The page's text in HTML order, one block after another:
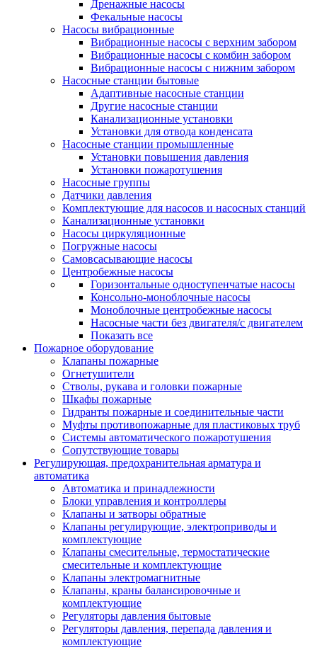
Дренажные насосы
Фекальные насосы
Насосы вибрационные
Вибрационные насосы с верхним забором
Вибрационные насосы с комбин забором
Вибрационные насосы с нижним забором
Насосные станции бытовые
Адаптивные насосные станции
Другие насосные станции
Канализационные установки
Установки для отвода конденсата
Насосные станции промышленные
Установки повышения давления
Установки пожаротушения
Насосные группы
Датчики давления
Комплектующие для насосов и насосных станций
Канализационные установки
Насосы циркуляционные
Погружные насосы
Самовсасывающие насосы
Центробежные насосы
Горизонтальные одноступенчатые насосы
Консольно-моноблочные насосы
Моноблочные центробежные насосы
Насосные части без двигателя/с двигателем
Показать все
Пожарное оборудование
Клапаны пожарные
Огнетушители
Стволы, рукава и головки пожарные
Шкафы пожарные
Гидранты пожарные и соединительные части
Муфты противопожарные для пластиковых труб
Системы автоматического пожаротушения
Сопутствующие товары
Регулирующая, предохранительная арматура и
автоматика
Автоматика и принадлежности
Блоки управления и контроллеры
Клапаны и затворы обратные
Клапаны регулирующие, электроприводы и
комплектующие
Клапаны смесительные, термостатические
смесительные и комплектующие
Клапаны электромагнитные
Клапаны, краны балансировочные и
комплектующие
Регуляторы давления бытовые
Регуляторы давления, перепада давления и
комплектующие